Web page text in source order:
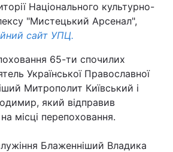
Туризм
Регіони
Національного культурно-
"Мистецький Арсенал",
сайт УПЦ.
65-ти спочилих
Української Православної
Митрополит Київський і
який відправив
місці перепоховання.
Блаженніший Владика